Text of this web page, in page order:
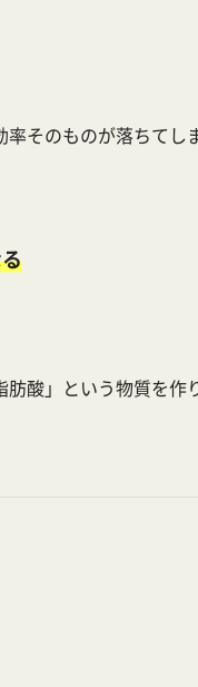
そのものが落ちてし
酸」という物質を作